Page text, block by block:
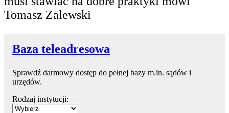
Tomasz Zalewski
Baza teleadresowa
Sprawdź darmowy dostęp do pełnej bazy m.in. sądów i
urzędów.
Rodzaj instytucji: